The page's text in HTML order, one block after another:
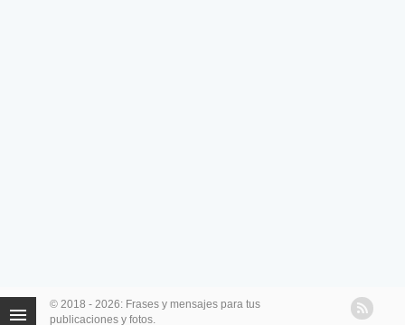
© 2018 - 2026: Frases y mensajes para tus
publicaciones y fotos.